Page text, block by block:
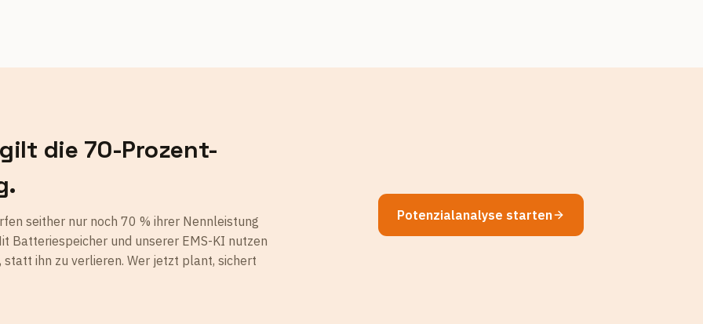
die 70-Prozent-
seither nur noch 70 % ihrer Nennleistung
Batteriespeicher und unserer EMS-KI nutzen
ihn zu verlieren. Wer jetzt plant, sichert
Potenzialanalyse starten